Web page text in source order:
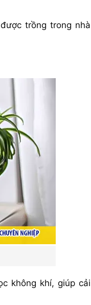
trồng trong nhà
không khí, giúp cải